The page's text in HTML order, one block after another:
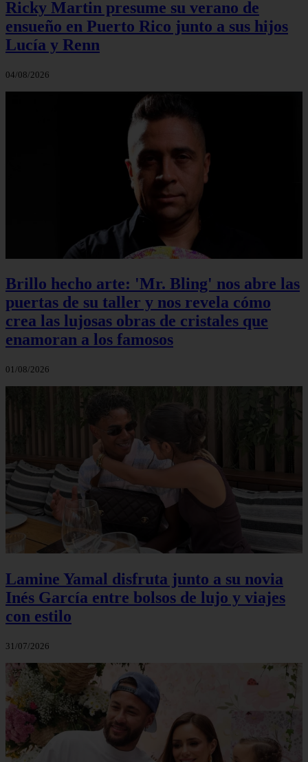
Ricky Martin presume su verano de
ensueño en Puerto Rico junto a sus hijos
Lucía y Renn
04/08/2026
Brillo hecho arte: 'Mr. Bling' nos abre las
puertas de su taller y nos revela cómo
crea las lujosas obras de cristales que
enamoran a los famosos
01/08/2026
Lamine Yamal disfruta junto a su novia
Inés García entre bolsos de lujo y viajes
con estilo
31/07/2026